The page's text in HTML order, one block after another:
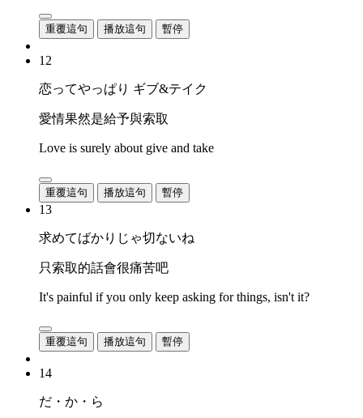
重覆這句 播放這句 暫停
12
恋ってやっぱり ギブ&テイク
愛情果然是給予與索取
Love is surely about give and take
重覆這句 播放這句 暫停
13
求めてばかりじゃ切ないね
只索取的話會很痛苦吧
It's painful if you only keep asking for things, isn't it?
重覆這句 播放這句 暫停
14
だ・か・ら